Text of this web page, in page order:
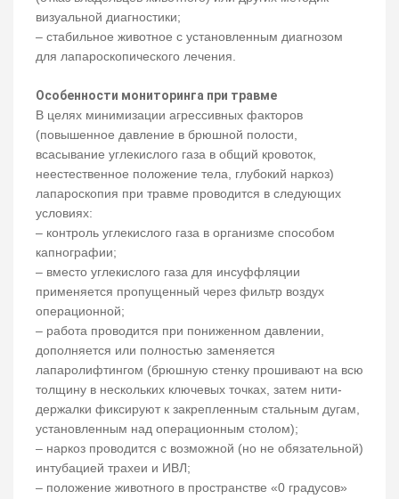
визуальной диагностики;
– стабильное животное с установленным диагнозом
для лапароскопического лечения.
Особенности мониторинга при травме
В целях минимизации агрессивных факторов
(повышенное давление в брюшной полости,
всасывание углекислого газа в общий кровоток,
неестественное положение тела, глубокий наркоз)
лапароскопия при травме проводится в следующих
условиях:
– контроль углекислого газа в организме способом
капнографии;
– вместо углекислого газа для инсуффляции
применяется пропущенный через фильтр воздух
операционной;
– работа проводится при пониженном давлении,
дополняется или полностью заменяется
лапаролифтингом (брюшную стенку прошивают на всю
толщину в нескольких ключевых точках, затем нити-
держалки фиксируют к закрепленным стальным дугам,
установленным над операционным столом);
– наркоз проводится с возможной (но не обязательной)
интубацией трахеи и ИВЛ;
– положение животного в пространстве «0 градусов»